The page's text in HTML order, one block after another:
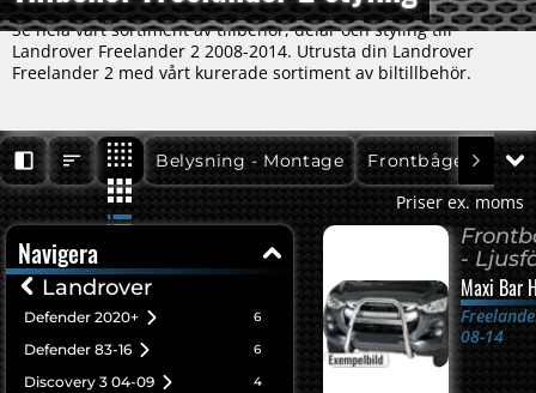
Se hela vårt sortiment av tillbehör, delar och styling till
Landrover Freelander 2 2008-2014. Utrusta din Landrover
Freelander 2 med vårt kurerade sortiment av biltillbehör.
Freelander 2 08-14
Belysning - Montage
Freelander 2 08-14
Frontbåge -
Priser ex. moms
Navigera
Landrover
Defender 2020+ 6
Defender 83-16 6
Discovery 3 04-09 4
-
Maxi Bar
08-14